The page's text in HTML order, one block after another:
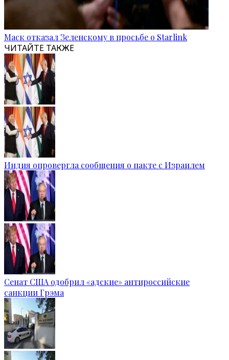
Маск отказал Зеленскому в просьбе о Starlink
ЧИТАЙТЕ ТАКЖЕ
Индия опровергла сообщения о пакте с Израилем
Сенат США одобрил «адские» антироссийские
санкции Грэма